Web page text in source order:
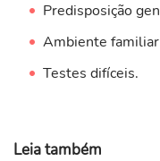
Predisposição
Ambiente
Testes difíceis.
Leia também